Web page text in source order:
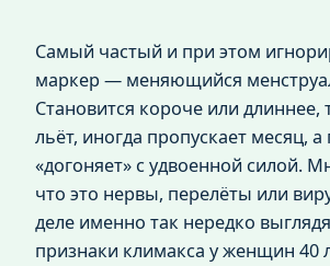
Самый частый и при этом
маркер — меняющийся
Становится короче или длиннее,
льёт, иногда пропускает месяц,
«догоняет» с удвоенной силой.
что это нервы, перелёты или
деле именно так нередко
признаки климакса у женщин 40